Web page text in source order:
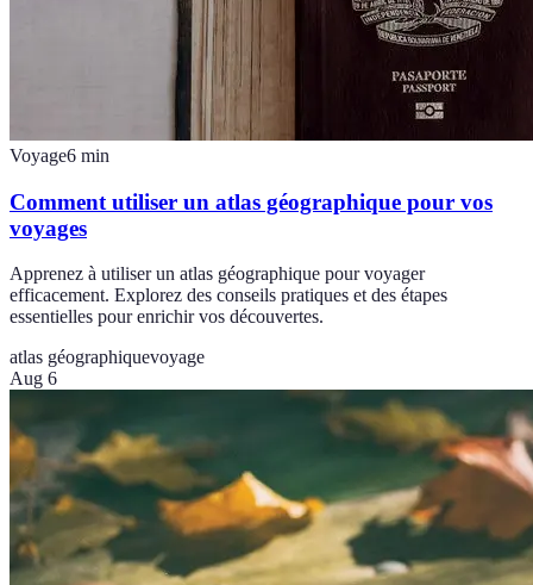
Voyage6 min
Comment utiliser un atlas géographique pour vos
voyages
Apprenez à utiliser un atlas géographique pour voyager
efficacement. Explorez des conseils pratiques et des étapes
essentielles pour enrichir vos découvertes.
atlas géographiquevoyage
Aug 6